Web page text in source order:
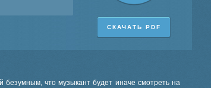
СКАЧАТЬ PDF
безумным, что музыкант будет иначе смотреть на